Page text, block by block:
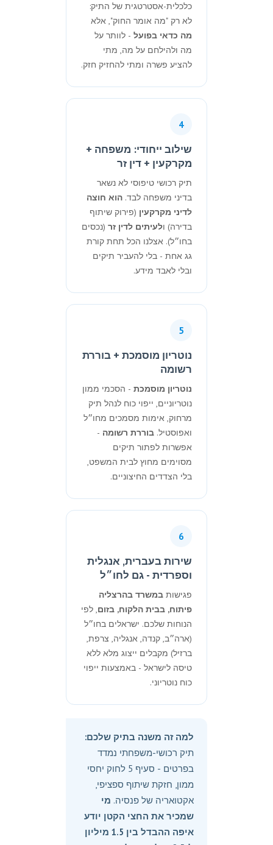
כלכלית-אסטרטגית של התיק:
לא רק "מה אומר החוק", אלא
מה כדאי בפועל - לוותר על
מה ולהילחם על מה, מתי
להציע פשרה ומתי להחזיק חזק.
4
שילוב ייחודי: משפחה +
מקרקעין + דין זר
תיק רכושי טיפוסי לא נשאר
בדיני משפחה לבד. הוא חוצה
לדיני מקרקעין (פירוק שיתוף
בדירה) ולעיתים לדין זר (נכסים
בחו״ל). אצלנו הכל תחת קורת
גג אחת - בלי להעביר תיקים
ובלי לאבד מידע.
5
נוטריון מוסמכת + בוררת
רשומה
נוטריון מוסמכת - הסכמי ממון
נוטריוניים, ייפוי כוח לנהל תיק
מרחוק, אימות מסמכים מחו״ל
ואפוסטיל. בוררת רשומה -
אפשרות לפתור תיקים
מסוימים מחוץ לבית המשפט,
בלי הצדדים החיצוניים.
6
שירות בעברית, אנגלית
וספרדית - גם לחו״ל
פגישות במשרד בהרצליה
פיתוח, בבית הלקוח, בזום, לפי
הנוחות שלכם. ישראלים בחו״ל
(ארה״ב, קנדה, אנגליה, צרפת,
ברזיל) מקבלים ייצוג מלא ללא
טיסה לישראל - באמצעות ייפוי
כוח נוטריוני.
למה זה משנה בתיק שלכם:
תיק רכושי-משפחתי נמדד
בפרטים - סעיף 5 לחוק יחסי
ממון, חזקת שיתוף ספציפי,
אקטואריה של פנסיה. מי
שמכיר את החצי הקטן יודע
איפה ההבדל בין 1.5 מיליון